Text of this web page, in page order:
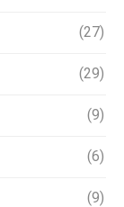
(27)
(29)
(9)
(6)
(9)